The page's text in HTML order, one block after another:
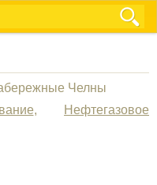
Челны
,
Нефтегазовое